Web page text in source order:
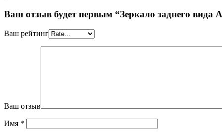
Ваш отзыв будет первым “Зеркало заднего вида
Ваш рейтинг
Ваш отзыв
Имя *